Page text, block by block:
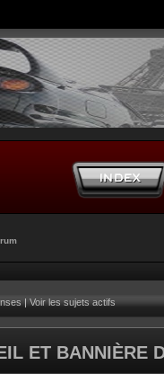
|Voir les sujets actifs
ET BANNIÈRE